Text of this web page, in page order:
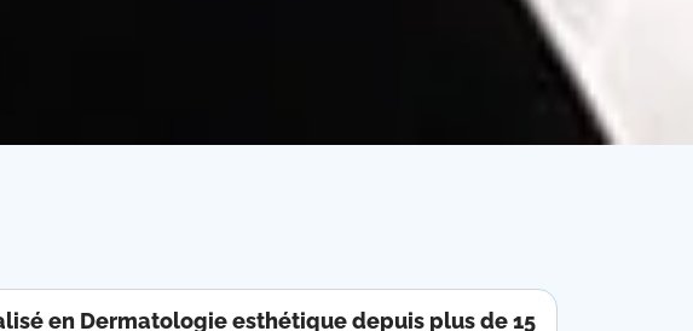
en Dermatologie esthétique depuis plus de 15